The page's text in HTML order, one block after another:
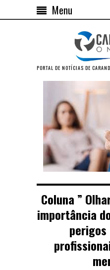
Menu
PORTAL DE NOTÍCIAS DE
Coluna ”
importância
perigos